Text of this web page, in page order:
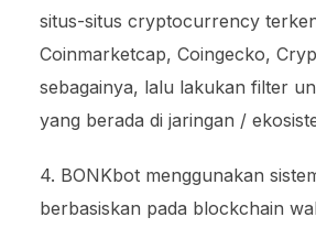
situs-situs cryptocurrency
Coinmarketcap, Coingecko,
sebagainya, lalu lakukan filter
yang berada di jaringan /
4. BONKbot menggunakan
berbasiskan pada blockchain